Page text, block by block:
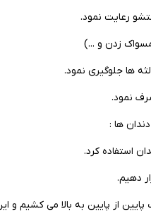
رعایت نمود.
مسواک زدن و ...)
ها جلوگیری نمود.
نمود.
ها :
استفاده کرد.
دهیم.
پایین از پایین به بالا می کشیم